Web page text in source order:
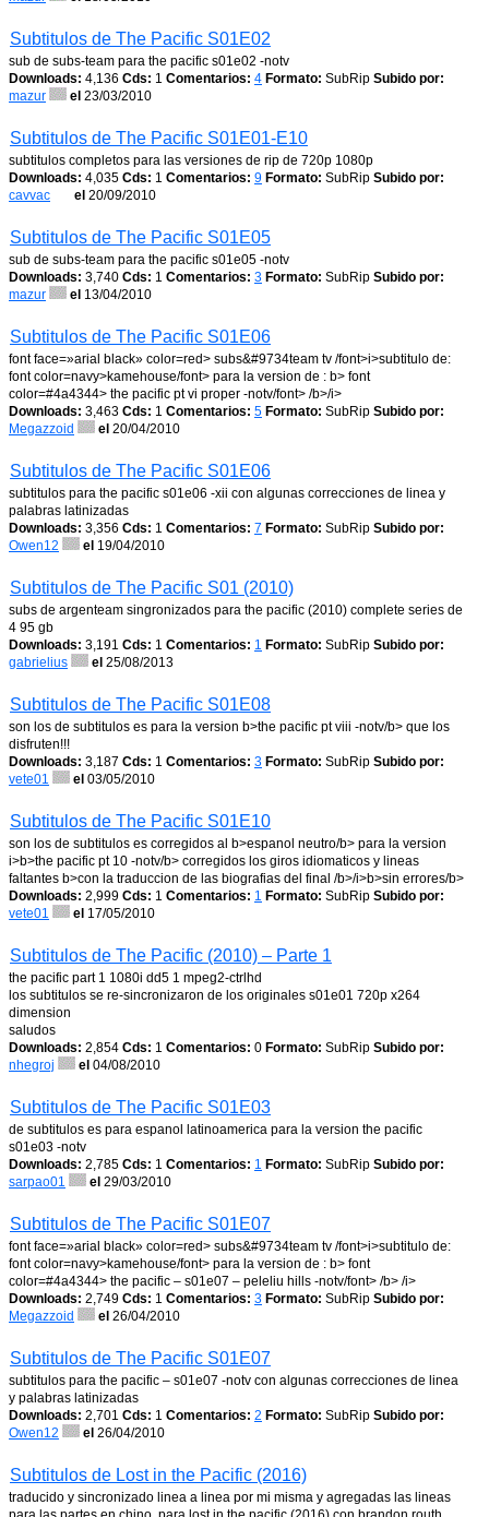
Subtitulos de The Pacific S01E02
sub de subs-team para the pacific s01e02 -notv
Downloads: 4,136 Cds: 1 Comentarios: 4 Formato: SubRip Subido por:
mazur
el 23/03/2010
Subtitulos de The Pacific S01E01-E10
subtitulos completos para las versiones de rip de 720p 1080p
Downloads: 4,035 Cds: 1 Comentarios: 9 Formato: SubRip Subido por:
cavvac
el 20/09/2010
Subtitulos de The Pacific S01E05
sub de subs-team para the pacific s01e05 -notv
Downloads: 3,740 Cds: 1 Comentarios: 3 Formato: SubRip Subido por:
mazur
el 13/04/2010
Subtitulos de The Pacific S01E06
font face=»arial black» color=red> subs&#9734team tv /font>i>subtitulo de:
font color=navy>kamehouse/font> para la version de : b> font
color=#4a4344> the pacific pt vi proper -notv/font> /b>/i>
Downloads: 3,463 Cds: 1 Comentarios: 5 Formato: SubRip Subido por:
Megazzoid
el 20/04/2010
Subtitulos de The Pacific S01E06
subtitulos para the pacific s01e06 -xii con algunas correcciones de linea y
palabras latinizadas
Downloads: 3,356 Cds: 1 Comentarios: 7 Formato: SubRip Subido por:
Owen12
el 19/04/2010
Subtitulos de The Pacific S01 (2010)
subs de argenteam singronizados para the pacific (2010) complete series de
4 95 gb
Downloads: 3,191 Cds: 1 Comentarios: 1 Formato: SubRip Subido por:
gabrielius
el 25/08/2013
Subtitulos de The Pacific S01E08
son los de subtitulos es para la version b>the pacific pt viii -notv/b> que los
disfruten!!!
Downloads: 3,187 Cds: 1 Comentarios: 3 Formato: SubRip Subido por:
vete01
el 03/05/2010
Subtitulos de The Pacific S01E10
son los de subtitulos es corregidos al b>espanol neutro/b> para la version
i>b>the pacific pt 10 -notv/b> corregidos los giros idiomaticos y lineas
faltantes b>con la traduccion de las biografias del final /b>/i>b>sin errores/b>
Downloads: 2,999 Cds: 1 Comentarios: 1 Formato: SubRip Subido por:
vete01
el 17/05/2010
Subtitulos de The Pacific (2010) – Parte 1
the pacific part 1 1080i dd5 1 mpeg2-ctrlhd
los subtitulos se re-sincronizaron de los originales s01e01 720p x264
dimension
saludos
Downloads: 2,854 Cds: 1 Comentarios: 0 Formato: SubRip Subido por:
nhegroj
el 04/08/2010
Subtitulos de The Pacific S01E03
de subtitulos es para espanol latinoamerica para la version the pacific
s01e03 -notv
Downloads: 2,785 Cds: 1 Comentarios: 1 Formato: SubRip Subido por:
sarpao01
el 29/03/2010
Subtitulos de The Pacific S01E07
font face=»arial black» color=red> subs&#9734team tv /font>i>subtitulo de:
font color=navy>kamehouse/font> para la version de : b> font
color=#4a4344> the pacific – s01e07 – peleliu hills -notv/font> /b> /i>
Downloads: 2,749 Cds: 1 Comentarios: 3 Formato: SubRip Subido por:
Megazzoid
el 26/04/2010
Subtitulos de The Pacific S01E07
subtitulos para the pacific – s01e07 -notv con algunas correcciones de linea
y palabras latinizadas
Downloads: 2,701 Cds: 1 Comentarios: 2 Formato: SubRip Subido por:
Owen12
el 26/04/2010
Subtitulos de Lost in the Pacific (2016)
traducido y sincronizado linea a linea por mi misma y agregadas las lineas